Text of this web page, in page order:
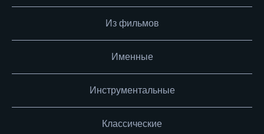
Из фильмов
Именные
Инструментальные
Классические